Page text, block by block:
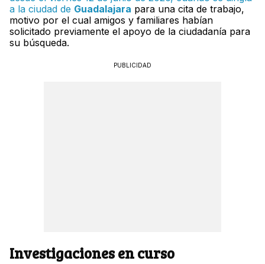
a la ciudad de Guadalajara para una cita de trabajo,
motivo por el cual amigos y familiares habían
solicitado previamente el apoyo de la ciudadanía para
su búsqueda.
PUBLICIDAD
Investigaciones en curso